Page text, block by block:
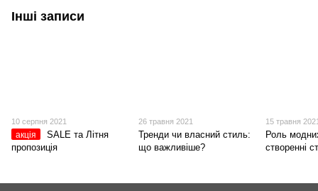
Інші записи
10 серпня 2021
акція
SALE та Літня
пропозиція
26 травня 2021
Тренди чи власний стиль:
що важливіше?
15 травня
Роль
створенні